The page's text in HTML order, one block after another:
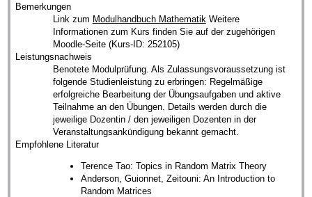
Bemerkungen
Link zum Modulhandbuch Mathematik Weitere
Informationen zum Kurs finden Sie auf der zugehörigen
Moodle-Seite (Kurs-ID: 252105)
Leistungsnachweis
Benotete Modulprüfung. Als Zulassungsvoraussetzung ist
folgende Studienleistung zu erbringen: Regelmäßige
erfolgreiche Bearbeitung der Übungsaufgaben und aktive
Teilnahme an den Übungen. Details werden durch die
jeweilige Dozentin / den jeweiligen Dozenten in der
Veranstaltungsankündigung bekannt gemacht.
Empfohlene Literatur
Terence Tao: Topics in Random Matrix Theory
Anderson, Guionnet, Zeitouni: An Introduction to
Random Matrices